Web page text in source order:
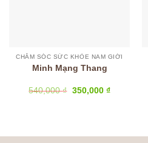
CHĂM SÓC SỨC KHỎE NAM GIỚI
Minh Mạng Thang
540,000₫ Giá
350,000 ₫Giá